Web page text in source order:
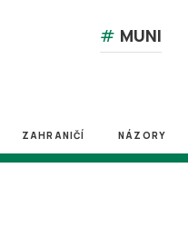
# MUNI
ZAHRANIČÍ NÁZORY